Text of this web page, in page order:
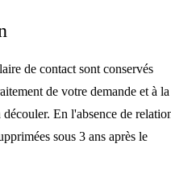
de contact sont conservés
de votre demande et à la
En l'absence de
sous 3 ans après le